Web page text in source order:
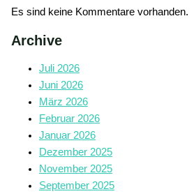
Es sind keine Kommentare vorhanden.
Archive
Juli 2026
Juni 2026
März 2026
Februar 2026
Januar 2026
Dezember 2025
November 2025
September 2025